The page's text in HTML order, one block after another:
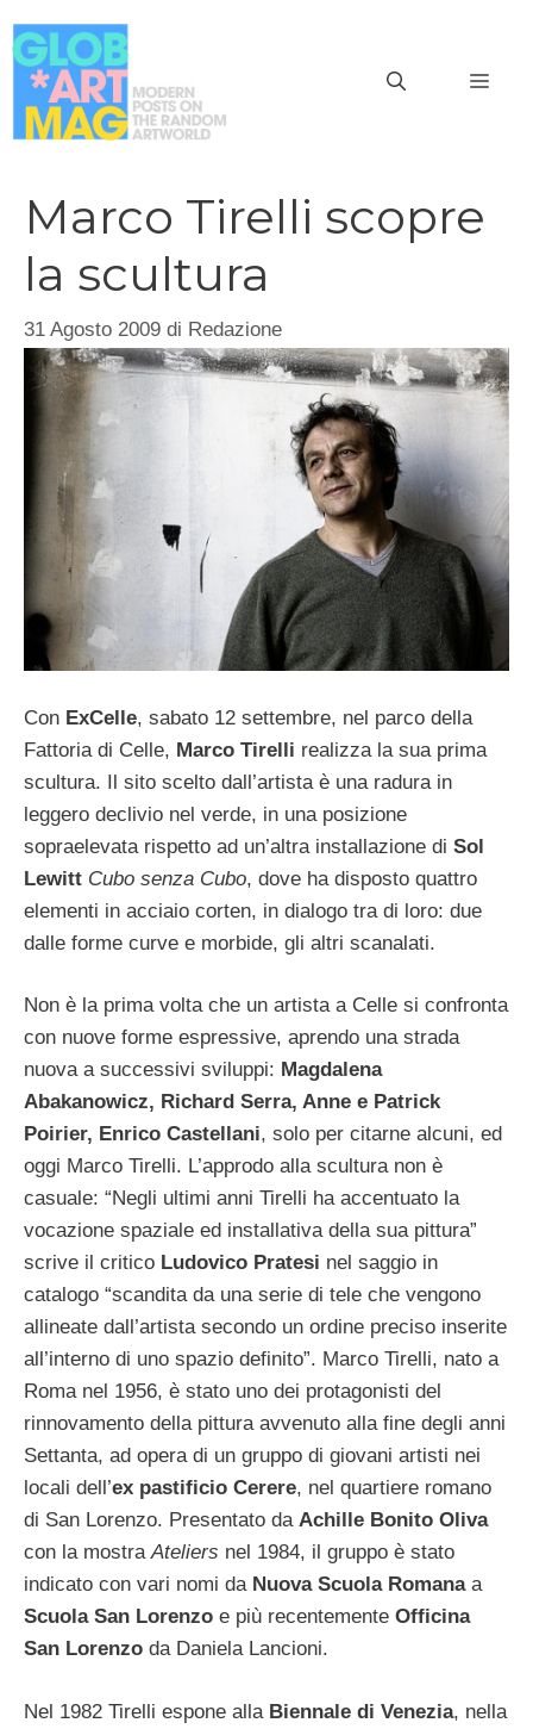
al
contenuto
Marco Tirelli scopre
la scultura
31 Agosto 2009 di Redazione
Con ExCelle, sabato 12 settembre, nel parco della
Fattoria di Celle, Marco Tirelli realizza la sua prima
scultura. Il sito scelto dall’artista è una radura in
leggero declivio nel verde, in una posizione
sopraelevata rispetto ad un’altra installazione di Sol
Lewitt Cubo senza Cubo, dove ha disposto quattro
elementi in acciaio corten, in dialogo tra di loro: due
dalle forme curve e morbide, gli altri scanalati.
Non è la prima volta che un artista a Celle si confronta
con nuove forme espressive, aprendo una strada
nuova a successivi sviluppi: Magdalena
Abakanowicz, Richard Serra, Anne e Patrick
Poirier, Enrico Castellani, solo per citarne alcuni, ed
oggi Marco Tirelli. L’approdo alla scultura non è
casuale: “Negli ultimi anni Tirelli ha accentuato la
vocazione spaziale ed installativa della sua pittura”
scrive il critico Ludovico Pratesi nel saggio in
catalogo “scandita da una serie di tele che vengono
allineate dall’artista secondo un ordine preciso inserite
all’interno di uno spazio definito”. Marco Tirelli, nato a
Roma nel 1956, è stato uno dei protagonisti del
rinnovamento della pittura avvenuto alla fine degli anni
Settanta, ad opera di un gruppo di giovani artisti nei
locali dell’ex pastificio Cerere, nel quartiere romano
di San Lorenzo. Presentato da Achille Bonito Oliva
con la mostraAteliers nel 1984, il gruppo è stato
indicato con vari nomi da Nuova Scuola Romanaa
Scuola San Lorenzo e più recentemente Officina
San Lorenzo da Daniela Lancioni.
Nel 1982 Tirelli espone alla Biennale di Venezia, nella